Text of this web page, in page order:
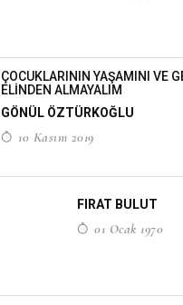
ÇOCUKLARININ YAŞAMINI VE
ELİNDEN ALMAYALIM
GÖNÜL ÖZTÜRKOĞLU
10 Kasım 2019
FIRAT BULUT
01 Ocak 1970